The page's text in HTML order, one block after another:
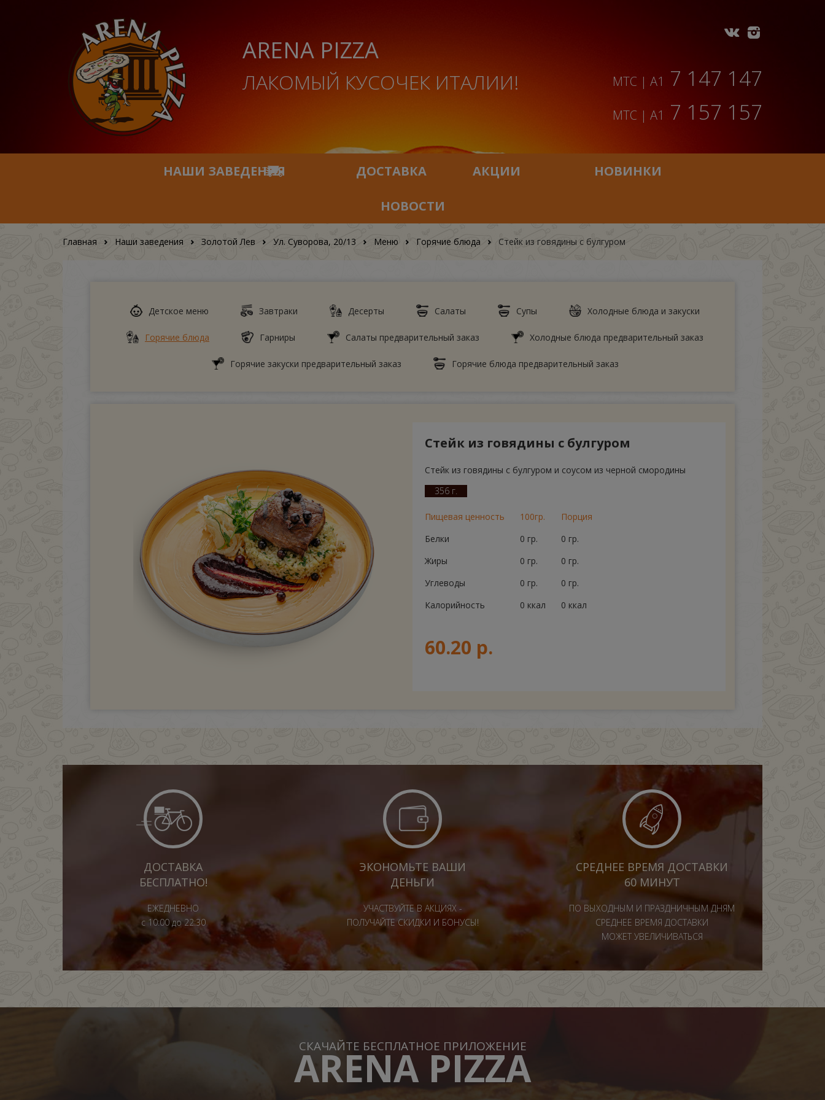
ARENA PIZZA
ЛАКОМЫЙ КУСОЧЕК ИТАЛИИ! МТС | A1 7 147 147
МТС | A1 7 157 157
НАШИ ЗАВЕДЕНИЯ ДОСТАВКА АКЦИИ НОВИНКИ
НОВОСТИ
Главная Наши заведения Золотой Лев Ул. Суворова, 20/13 Меню Горячие блюда Стейк из говядины с булгуром
Детское меню Завтраки Десерты Салаты Супы Холодные блюда и закуски
Горячие блюда Гарниры Салаты предварительный заказ Холодные блюда предварительный заказ
Горячие закуски предварительный заказ Горячие блюда предварительный заказ
Стейк из говядины с булгуром
Стейк из говядины с булгуром и соусом из черной смородины
356 г.
Пищевая ценность 100гр.
Порция
Белки
0 гр.
0 гр.
Жиры
0 гр.
0 гр.
Углеводы
0 гр.
0 гр.
Калорийность
0 ккал 0 ккал
60.20 р.
ДОСТАВКА
БЕСПЛАТНО!
ЕЖЕДНЕВНО
с 10:00 до 22:30
ЭКОНОМЬТЕ ВАШИ
ДЕНЬГИ
УЧАСТВУЙТЕ В АКЦИЯХ -
ПОЛУЧАЙТЕ СКИДКИ И БОНУСЫ!
СРЕДНЕЕ ВРЕМЯ ДОСТАВКИ
60 МИНУТ
ПО ВЫХОДНЫМ И ПРАЗДНИЧНЫМ ДНЯМ
СРЕДНЕЕ ВРЕМЯ ДОСТАВКИ
МОЖЕТ УВЕЛИЧИВАТЬСЯ
СКАЧАЙТЕ БЕСПЛАТНОЕ ПРИЛОЖЕНИЕ
ARENA PIZZA